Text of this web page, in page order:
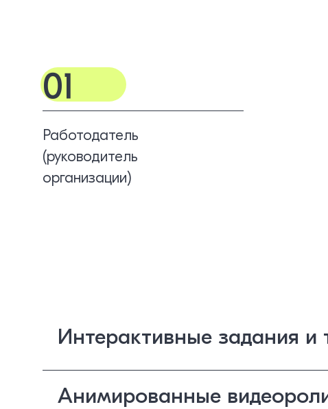
01
Работодатель
(руководитель
организации)
Интерактивные задания и
Анимированные